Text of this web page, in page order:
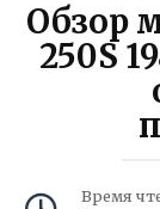
Обзор
250S
Время